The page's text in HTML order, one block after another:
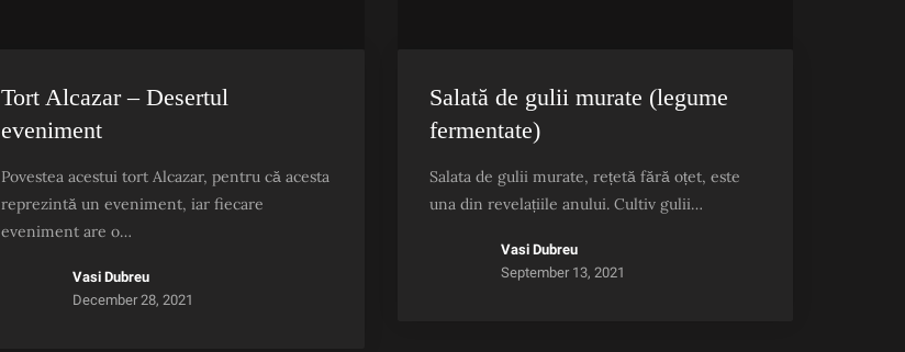
Tort Alcazar – Desertul
eveniment
Povestea acestui tort Alcazar, pentru că acesta
reprezintă un eveniment, iar fiecare
eveniment are o…
Vasi Dubreu
December 28, 2021
Salată de gulii murate (legume
fermentate)
Salata de gulii murate, rețetă fără oțet, este
una din revelațiile anului. Cultiv gulii…
Vasi Dubreu
September 13, 2021